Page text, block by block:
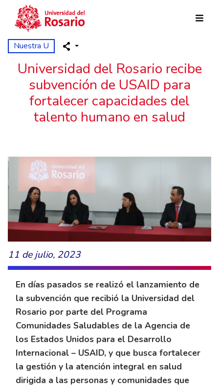
Pasar al contenido principal
Nuestra U
Universidad del Rosario recibe
subvención de USAID para
fortalecer capacidades del
talento humano en salud
11 de julio, 2023
En días pasados se realizó el lanzamiento de
la subvención que recibió la Universidad del
Rosario por parte del Programa
Comunidades Saludables de la Agencia de
los Estados Unidos para el Desarrollo
Internacional – USAID, y que busca fortalecer
la gestión y la atención integral en salud
dirigida a las personas y comunidades que